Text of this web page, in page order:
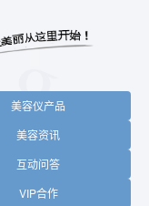
美容仪产品
美容资讯
互动问答
VIP合作